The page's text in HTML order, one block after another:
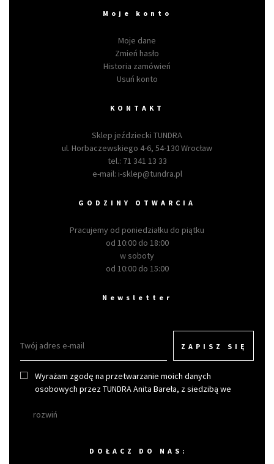
Moje konto
Moje dane
Zmień hasło
Historia zamówień
Usuń konto
KONTAKT
Sklep jeździecki TUNDRA
ul. Horbaczewskiego 4-6, 54-130 Wrocław
tel.: 71 341 13 33
e-mail: i-sklep@tundra.pl
GODZINY OTWARCIA
Pracujemy od poniedziałku do piątku
od 10:00 do 18:00
w soboty
od 10:00 do 15:00
Newsletter
ZAPISZ SIĘ
Wyrażam zgodę na przetwarzanie moich danych
osobowych przez TUNDRA Anita Bareła, z siedzibą we
rozwiń
DOŁACZ DO NAS: